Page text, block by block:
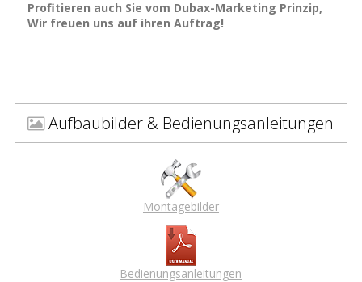
Profitieren auch Sie vom Dubax-Marketing Prinzip,
Wir freuen uns auf ihren Auftrag!
Aufbaubilder & Bedienungsanleitungen
Montagebilder
Bedienungsanleitungen